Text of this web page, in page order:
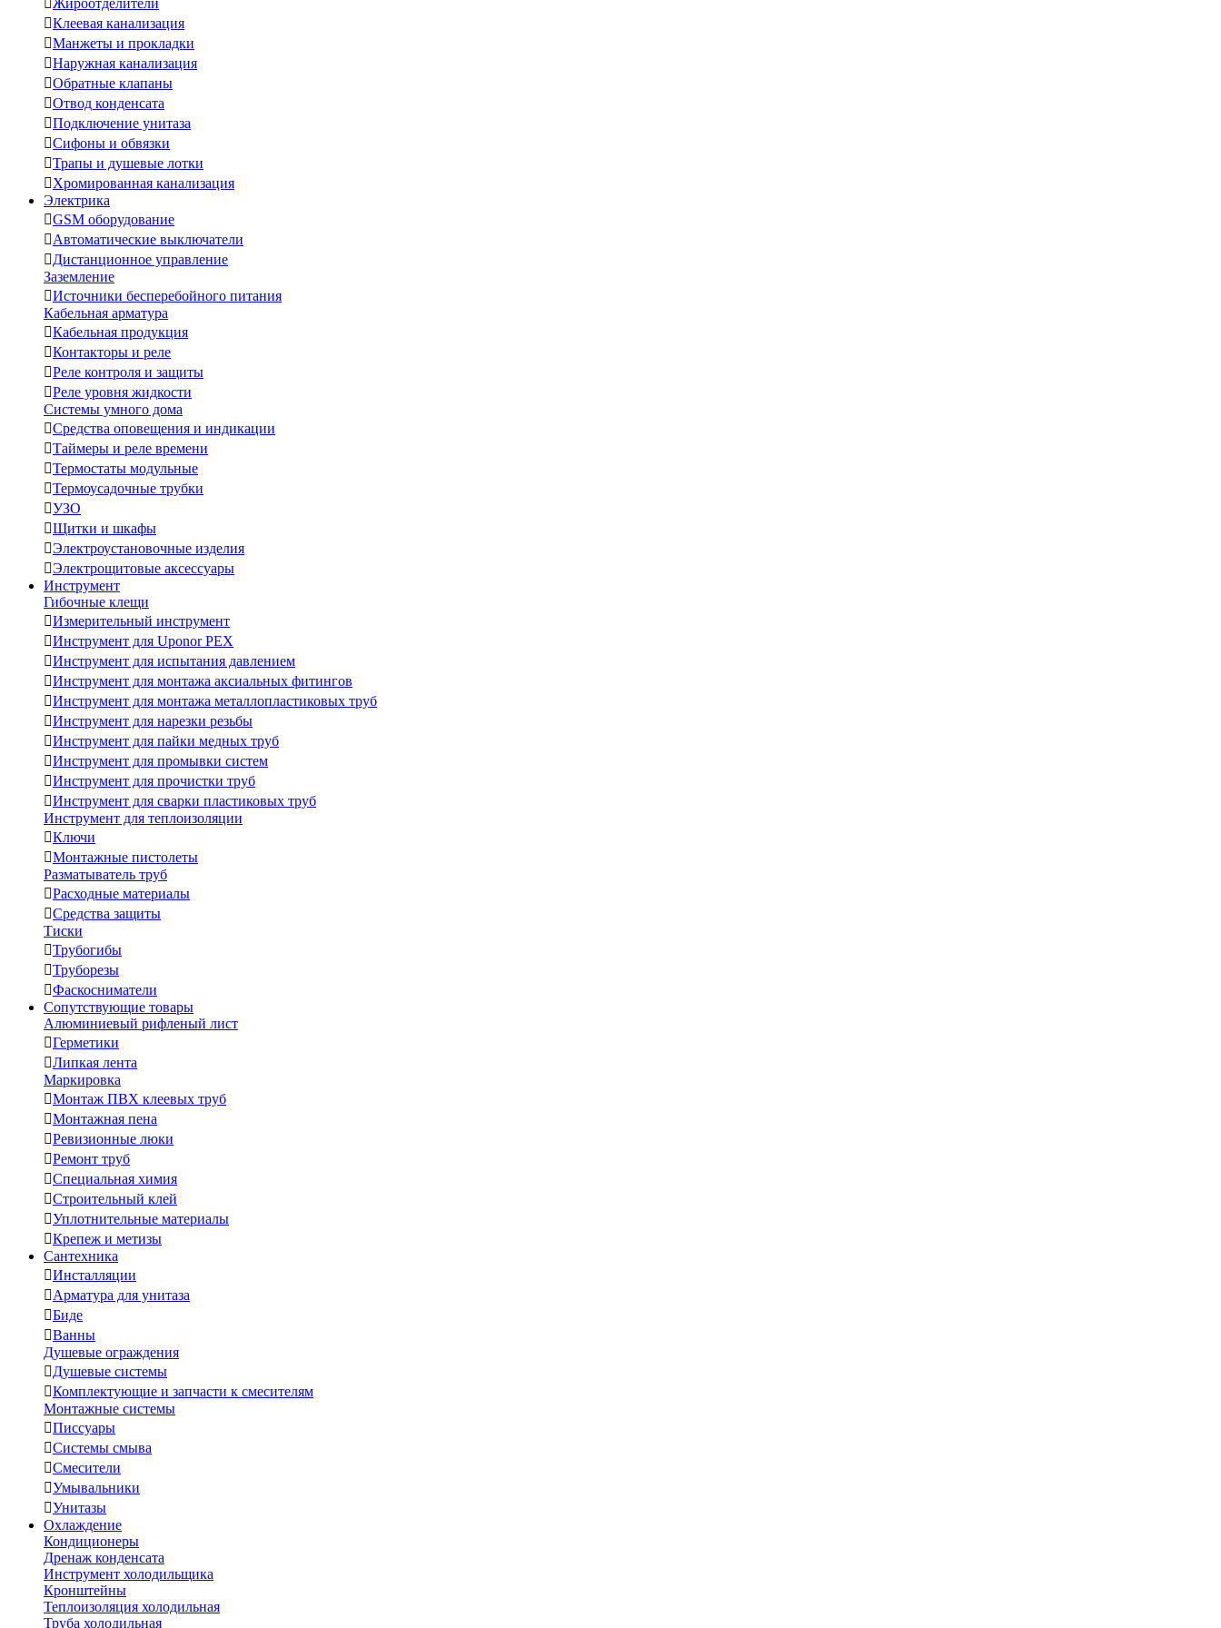
Жироотделители
Клеевая канализация
Манжеты и прокладки
Наружная канализация
Обратные клапаны
Отвод конденсата
Подключение унитаза
Сифоны и обвязки
Трапы и душевые лотки
Хромированная канализация
Электрика
GSM оборудование
Автоматические выключатели
Дистанционное управление
Заземление
Источники бесперебойного питания
Кабельная арматура
Кабельная продукция
Контакторы и реле
Реле контроля и защиты
Реле уровня жидкости
Системы умного дома
Средства оповещения и индикации
Таймеры и реле времени
Термостаты модульные
Термоусадочные трубки
УЗО
Щитки и шкафы
Электроустановочные изделия
Электрощитовые аксессуары
Инструмент
Гибочные клещи
Измерительный инструмент
Инструмент для Uponor PEX
Инструмент для испытания давлением
Инструмент для монтажа аксиальных фитингов
Инструмент для монтажа металлопластиковых труб
Инструмент для нарезки резьбы
Инструмент для пайки медных труб
Инструмент для промывки систем
Инструмент для прочистки труб
Инструмент для сварки пластиковых труб
Инструмент для теплоизоляции
Ключи
Монтажные пистолеты
Разматыватель труб
Расходные материалы
Средства защиты
Тиски
Трубогибы
Труборезы
Фаскосниматели
Сопутствующие товары
Алюминиевый рифленый лист
Герметики
Липкая лента
Маркировка
Монтаж ПВХ клеевых труб
Монтажная пена
Ревизионные люки
Ремонт труб
Специальная химия
Строительный клей
Уплотнительные материалы
Крепеж и метизы
Сантехника
Инсталляции
Арматура для унитаза
Биде
Ванны
Душевые ограждения
Душевые системы
Комплектующие и запчасти к смесителям
Монтажные системы
Писсуары
Системы смыва
Смесители
Умывальники
Унитазы
Охлаждение
Кондиционеры
Дренаж конденсата
Инструмент холодильщика
Кронштейны
Теплоизоляция холодильная
Труба холодильная